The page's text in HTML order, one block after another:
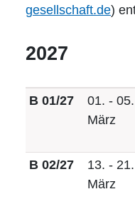
gesellschaft.de)
2027
B 01/27
01. - 05.
März
B 02/27
13. - 21.
März